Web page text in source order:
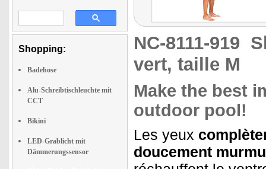
Shopping:
Badehose
Alu-Schreibtischleuchte mit
CCT
Bikini
LED-Grablicht mit
Dämmerungssensor
NC-8111-919
vert, taille M
Make the best
outdoor pool!
Les yeux
doucement